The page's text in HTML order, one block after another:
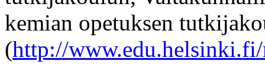
kemian opetuksen
(http://